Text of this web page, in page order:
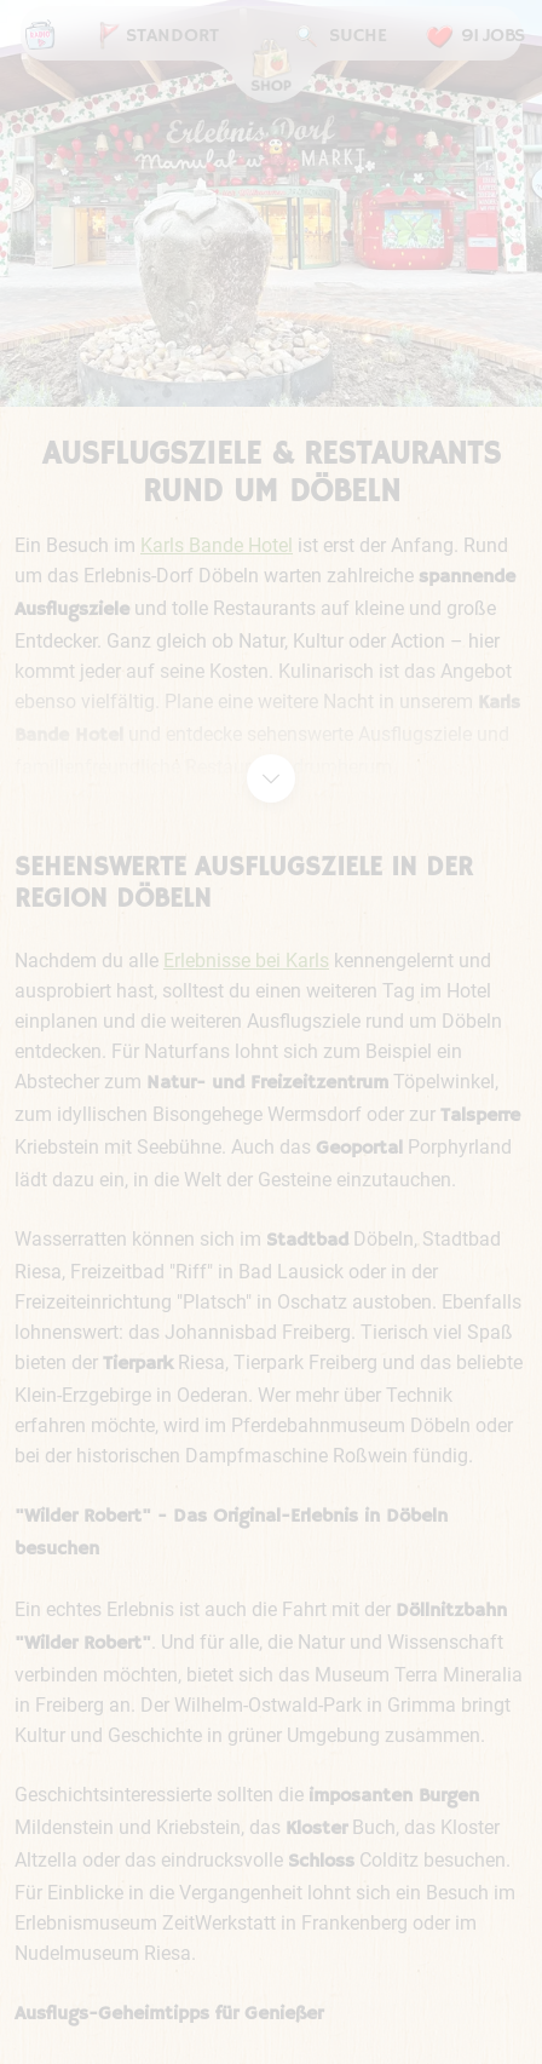
STANDORT SUCHE 91 JOBS
AUSFLUGSZIELE & RESTAURANTS
RUND UM DÖBELN
Ein Besuch im Karls Bande Hotel ist erst der Anfang. Rund
um das Erlebnis-Dorf Döbeln warten zahlreiche spannende
Ausflugsziele und tolle Restaurants auf kleine und große
Entdecker. Ganz gleich ob Natur, Kultur oder Action – hier
kommt jeder auf seine Kosten. Kulinarisch ist das Angebot
ebenso vielfältig. Plane eine weitere Nacht in unserem Karls
SEHENSWERTE AUSFLUGSZIELE IN DER
REGION DÖBELN
Nachdem du alle Erlebnisse bei Karls kennengelernt und
ausprobiert hast, solltest du einen weiteren Tag im Hotel
einplanen und die weiteren Ausflugsziele rund um Döbeln
entdecken. Für Naturfans lohnt sich zum Beispiel ein
Abstecher zum Natur- und Freizeitzentrum Töpelwinkel,
zum idyllischen Bisongehege Wermsdorf oder zur Talsperre
Kriebstein mit Seebühne. Auch das Geoportal Porphyrland
lädt dazu ein, in die Welt der Gesteine einzutauchen.
Wasserratten können sich im Stadtbad Döbeln, Stadtbad
Riesa, Freizeitbad "Riff" in Bad Lausick oder in der
Freizeiteinrichtung "Platsch" in Oschatz austoben. Ebenfalls
lohnenswert: das Johannisbad Freiberg. Tierisch viel Spaß
bieten der Tierpark Riesa, Tierpark Freiberg und das beliebte
Klein-Erzgebirge in Oederan. Wer mehr über Technik
erfahren möchte, wird im Pferdebahnmuseum Döbeln oder
bei der historischen Dampfmaschine Roßwein fündig.
"Wilder Robert" - Das Original-Erlebnis in Döbeln
besuchen
Ein echtes Erlebnis ist auch die Fahrt mit der Döllnitzbahn
"Wilder Robert" . Und für alle, die Natur und Wissenschaft
verbinden möchten, bietet sich das Museum Terra Mineralia
in Freiberg an. Der Wilhelm-Ostwald-Park in Grimma bringt
Kultur und Geschichte in grüner Umgebung zusammen.
Geschichtsinteressierte sollten die imposanten Burgen
Mildenstein und Kriebstein, das KlosterBuch, das Kloster
Altzella oder das eindrucksvolle Schloss Colditz besuchen.
Für Einblicke in die Vergangenheit lohnt sich ein Besuch im
Erlebnismuseum ZeitWerkstatt in Frankenberg oder im
Nudelmuseum Riesa.
Ausflugs-Geheimtipps für Genießer